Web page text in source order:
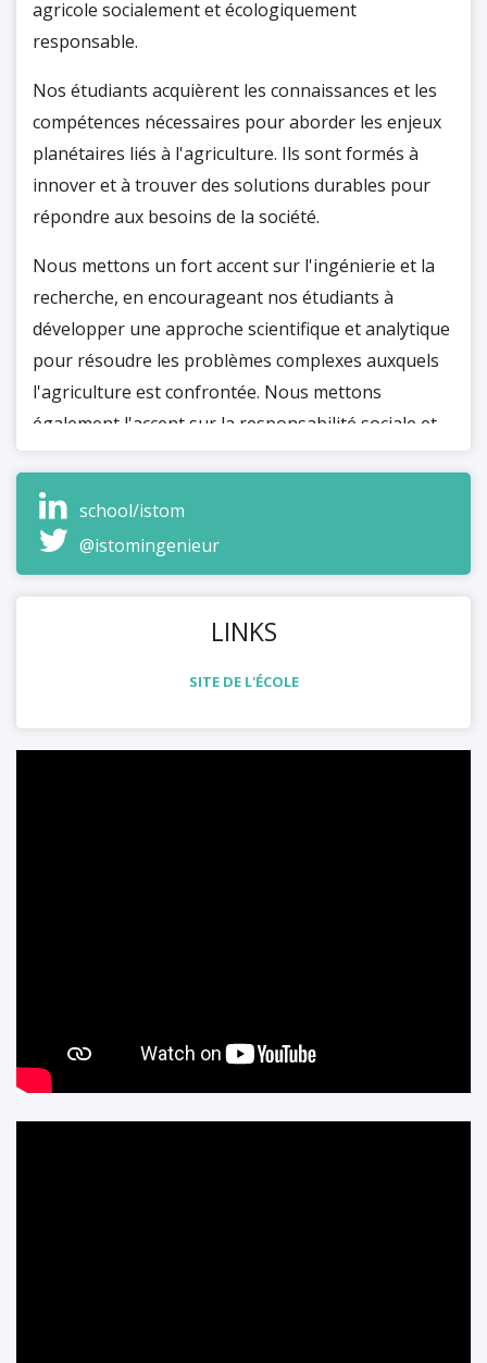
agricole socialement et écologiquement
responsable.
Nos étudiants acquièrent les connaissances et les
compétences nécessaires pour aborder les enjeux
planétaires liés à l'agriculture. Ils sont formés à
innover et à trouver des solutions durables pour
répondre aux besoins de la société.
Nous mettons un fort accent sur l'ingénierie et la
recherche, en encourageant nos étudiants à
développer une approche scientifique et analytique
pour résoudre les problèmes complexes auxquels
l'agriculture est confrontée. Nous mettons
également l'accent sur la responsabilité sociale et
environnementale, en formant des ingénieurs
conscients des enjeux du développement durable.
school/istom
@istomingenieur
LINKS
SITE DE L'ÉCOLE